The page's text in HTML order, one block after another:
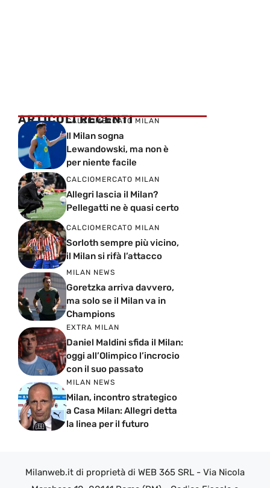
ARTICOLI RECENTI
CALCIOMERCATO MILAN
Il Milan sogna
Lewandowski, ma non è
per niente facile
CALCIOMERCATO MILAN
Allegri lascia il Milan?
Pellegatti ne è quasi certo
CALCIOMERCATO MILAN
Sorloth sempre più vicino,
il Milan si rifà l’attacco
MILAN NEWS
Goretzka arriva davvero,
ma solo se il Milan va in
Champions
EXTRA MILAN
Daniel Maldini sfida il Milan:
oggi all’Olimpico l’incrocio
con il suo passato
MILAN NEWS
Milan, incontro strategico
a Casa Milan: Allegri detta
la linea per il futuro
Milanweb.it di proprietà di WEB 365 SRL - Via Nicola